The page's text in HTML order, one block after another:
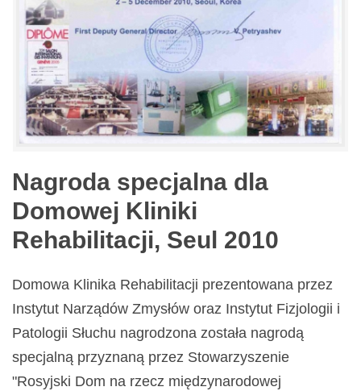
Nagroda specjalna dla
Domowej Kliniki
Rehabilitacji, Seul 2010
Domowa Klinika Rehabilitacji prezentowana przez
Instytut Narządów Zmysłów oraz Instytut Fizjologii i
Patologii Słuchu nagrodzona została nagrodą
specjalną przyznaną przez Stowarzyszenie
"Rosyjski Dom na rzecz międzynarodowej